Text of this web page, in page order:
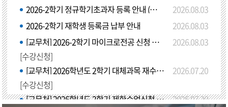
2026-2학기 정규학기초과자 등록 안내 (학점등록)
2026.08.03
2026-2학기 재학생 등록금 납부 안내
2026.08.03
[교무처] 2026-2학기 마이크로전공 신청 안내(8월 24일 시스템 오픈)
2026.08.03
[수강신청]
[교무처] 2026학년도 2학기 대체과목 재수강 신청안내
2026.07.20
[수강신청]
[교무처] 2026학년도 2학기 제한수업신청 안내
2026.07.20